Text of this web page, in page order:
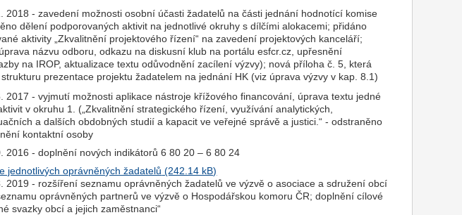
2018 - zavedení možnosti osobní účasti žadatelů na části jednání hodnotící komise
dělení podporovaných aktivit na jednotlivé okruhy s dílčími alokacemi; přidáno
aktivity „Zkvalitnění projektového řízení“ na zavedení projektových kanceláří;
názvu odboru, odkazu na diskusní klub na portálu esfcr.cz, upřesnění
na IROP, aktualizace textu odůvodnění zacílení výzvy); nová příloha č. 5, která
prezentace projektu žadatelem na jednání HK (viz úprava výzvy v kap. 8.1)
2017 - vyjmutí možnosti aplikace nástroje křížového financování, úprava textu jedné
v okruhu 1. („Zkvalitnění strategického řízení, využívání analytických,
a dalších obdobných studií a kapacit ve veřejné správě a justici.“ - odstraněno
kontaktní osoby
2016 - doplnění nových indikátorů 6 80 20 – 6 80 24
jednotlivých oprávněných žadatelů
2019 - rozšíření seznamu oprávněných žadatelů ve výzvě o asociace a sdružení obcí
oprávněných partnerů ve výzvě o Hospodářskou komoru ČR; doplnění cílové
svazky obcí a jejich zaměstnanci“